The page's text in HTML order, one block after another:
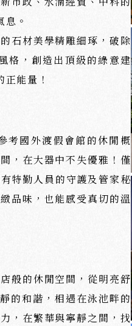
。
石材美學精雕細琢，破除
格，創造出頂級的綠意建
能量！
考國外渡假會館的休閒概
，在大器中不失優雅！僅
特勤人員的守護及管家秘
品味，也能感受真切的溫
般的休閒空間，從明亮舒
的和諧，相遇在泳池畔的
，在繁華與寧靜之間，找